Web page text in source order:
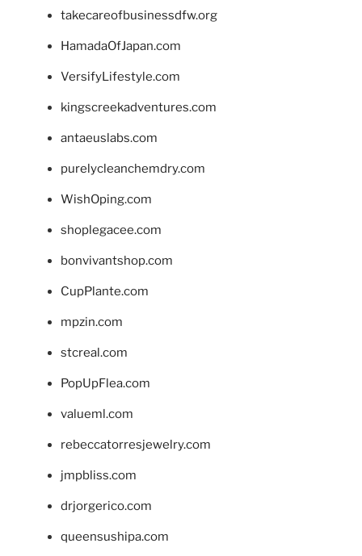
takecareofbusinessdfw.org
HamadaOfJapan.com
VersifyLifestyle.com
kingscreekadventures.com
antaeuslabs.com
purelycleanchemdry.com
WishOping.com
shoplegacee.com
bonvivantshop.com
CupPlante.com
mpzin.com
stcreal.com
PopUpFlea.com
valueml.com
rebeccatorresjewelry.com
jmpbliss.com
drjorgerico.com
queensushipa.com